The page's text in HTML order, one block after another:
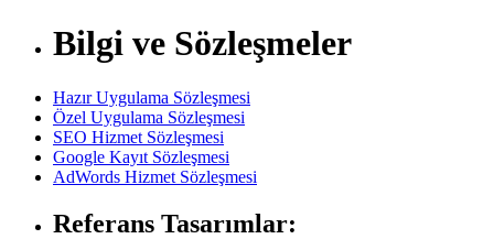
Bilgi ve Sözleşmeler
Hazır Uygulama Sözleşmesi
Özel Uygulama Sözleşmesi
SEO Hizmet Sözleşmesi
Google Kayıt Sözleşmesi
AdWords Hizmet Sözleşmesi
Referans Tasarımlar: